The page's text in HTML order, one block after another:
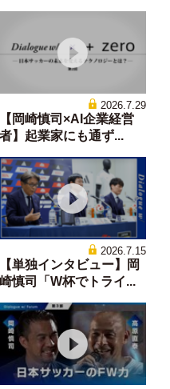
2026.7.29
【岡崎慎司×AI企業経営
者】起業家にも通ず...
2026.7.15
【単独インタビュー】岡
崎慎司「W杯でトライ...